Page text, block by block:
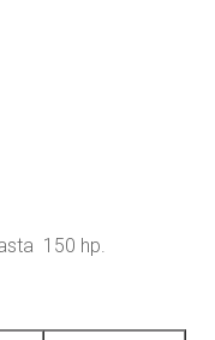
150 hp.